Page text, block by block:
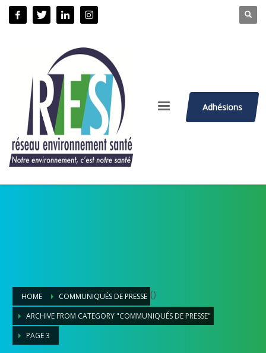
Adhésions
HOME
COMMUNIQUÉS DE PRESSE
ARCHIVE FROM CATEGORY "COMMUNIQUÉS DE PRESSE"
(
PAGE 3
)